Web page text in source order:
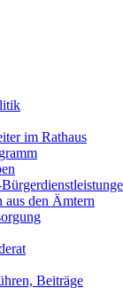
im Rathaus
aus den Ämtern
Beiträge